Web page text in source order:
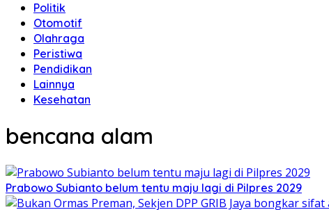
Politik
Otomotif
Olahraga
Peristiwa
Pendidikan
Lainnya
Kesehatan
bencana alam
Prabowo Subianto belum tentu maju lagi di Pilpres 2029